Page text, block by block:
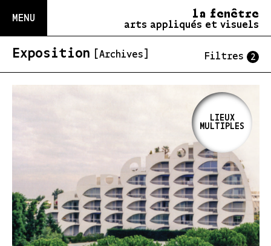
MENU la fenêtre
arts appliqués et visuels
Exposition [Archives] Filtres 2
LIEUX
MULTIPLES